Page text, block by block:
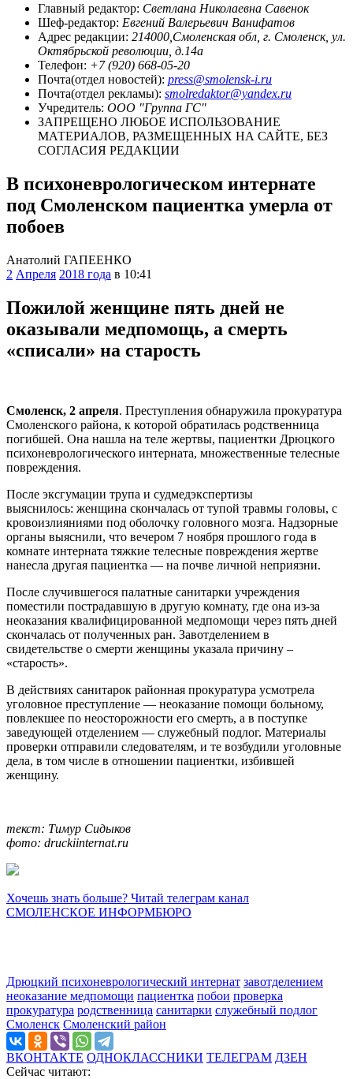
Главный редактор: Светлана Николаевна Савенок
Шеф-редактор: Евгений Валерьевич Ванифатов
Адрес редакции: 214000,Смоленская обл, г. Смоленск, ул.
Октябрьской революции, д.14а
Телефон: +7 (920) 668-05-20
Почта(отдел новостей): press@smolensk-i.ru
Почта(отдел рекламы): smolredaktor@yandex.ru
Учредитель: ООО "Группа ГС"
ЗАПРЕЩЕНО ЛЮБОЕ ИСПОЛЬЗОВАНИЕ
МАТЕРИАЛОВ, РАЗМЕЩЕННЫХ НА САЙТЕ, БЕЗ
СОГЛАСИЯ РЕДАКЦИИ
В психоневрологическом интернате
под Смоленском пациентка умерла от
побоев
Анатолий ГАПЕЕНКО
2 Апреля 2018 года в 10:41
Пожилой женщине пять дней не
оказывали медпомощь, а смерть
«списали» на старость
Смоленск, 2 апреля. Преступления обнаружила прокуратура
Смоленского района, к которой обратилась родственница
погибшей. Она нашла на теле жертвы, пациентки Дрюцкого
психоневрологического интерната, множественные телесные
повреждения.
После эксгумации трупа и судмедэкспертизы
выяснилось: женщина скончалась от тупой травмы головы, с
кровоизлияниями под оболочку головного мозга. Надзорные
органы выяснили, что вечером 7 ноября прошлого года в
комнате интерната тяжкие телесные повреждения жертве
нанесла другая пациентка — на почве личной неприязни.
После случившегося палатные санитарки учреждения
поместили пострадавшую в другую комнату, где она из-за
неоказания квалифицированной медпомощи через пять дней
скончалась от полученных ран. Завотделением в
свидетельстве о смерти женщины указала причину –
«старость».
В действиях санитарок районная прокуратура усмотрела
уголовное преступление — неоказание помощи больному,
повлекшее по неосторожности его смерть, а в поступке
заведующей отделением — служебный подлог. Материалы
проверки отправили следователям, и те возбудили уголовные
дела, в том числе в отношении пациентки, избившей
женщину.
текст: Тимур Сидыков
фото: druckiinternat.ru
Хочешь знать больше? Читай телеграм канал
СМОЛЕНСКОЕ ИНФОРМБЮРО
Дрюцкий психоневрологический интернат завотделением
неоказание медпомощи пациентка побои проверка
прокуратура родственница санитарки служебный подлог
Смоленск Смоленский район
ВКОНТАКТЕ ОДНОКЛАССНИКИ ТЕЛЕГРАМ ДЗЕН
Сейчас читают: